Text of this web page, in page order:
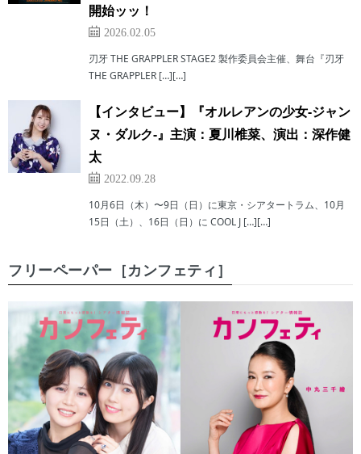
開始ッッ！
2026.02.05
刃牙 THE GRAPPLER STAGE2 製作委員会主催、舞台『刃牙
THE GRAPPLER […][…]
【インタビュー】『オルレアンの少女-ジャン
ヌ・ダルク-』主演：夏川椎菜、演出：深作健
太
2022.09.28
10月6日（木）〜9日（日）に東京・シアタートラム、10月
15日（土）、16日（日）に COOL J […][…]
フリーペーパー［カンフェティ］